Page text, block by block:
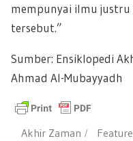
mempunyai ilmu
tersebut.”
Sumber: Ensiklopedi
Ahmad Al-Mubayyadh
Akhir Zaman